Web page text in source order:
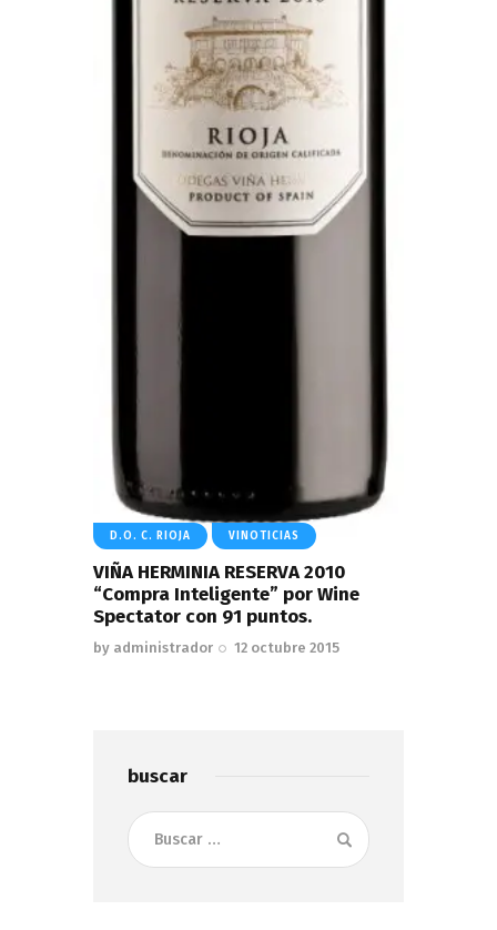
D.O. C. RIOJA VINOTICIAS
VIÑA HERMINIA RESERVA 2010
“Compra Inteligente” por Wine
Spectator con 91 puntos.
by administrador 12 octubre 2015
buscar
Buscar: